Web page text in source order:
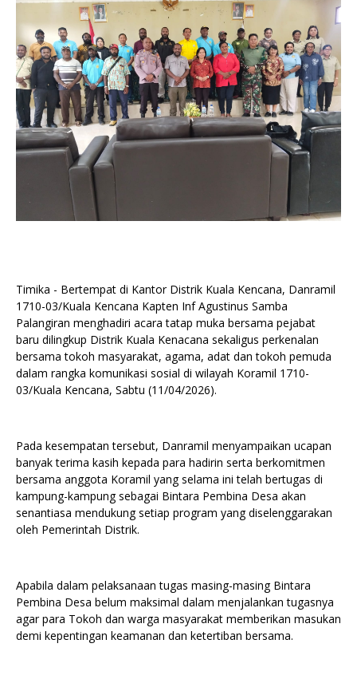
Timika - Bertempat di Kantor Distrik Kuala Kencana, Danramil
1710-03/Kuala Kencana Kapten Inf Agustinus Samba
Palangiran menghadiri acara tatap muka bersama pejabat
baru dilingkup Distrik Kuala Kenacana sekaligus perkenalan
bersama tokoh masyarakat, agama, adat dan tokoh pemuda
dalam rangka komunikasi sosial di wilayah Koramil 1710-
03/Kuala Kencana, Sabtu (11/04/2026).
Pada kesempatan tersebut, Danramil menyampaikan ucapan
banyak terima kasih kepada para hadirin serta berkomitmen
bersama anggota Koramil yang selama ini telah bertugas di
kampung-kampung sebagai Bintara Pembina Desa akan
senantiasa mendukung setiap program yang diselenggarakan
oleh Pemerintah Distrik.
Apabila dalam pelaksanaan tugas masing-masing Bintara
Pembina Desa belum maksimal dalam menjalankan tugasnya
agar para Tokoh dan warga masyarakat memberikan masukan
demi kepentingan keamanan dan ketertiban bersama.